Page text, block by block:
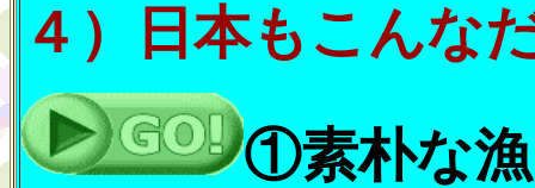
４）
日本もこんな
①素朴な漁